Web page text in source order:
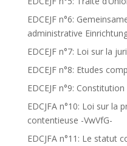
EDCEJF n°6:
administrative
EDCEJF n°7: Loi sur la
EDCEJF n°8: Etudes
EDCEJF n°9:
EDCJFA n°10: Loi sur la
contentieuse -VwVfG-
EDCJFA n°11: Le statut